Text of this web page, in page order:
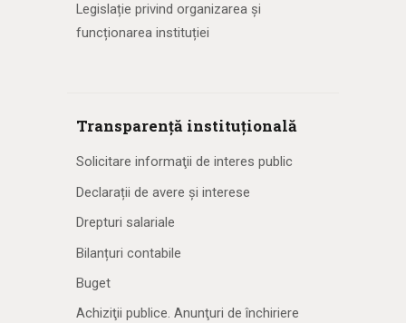
Legislație privind organizarea și
funcționarea instituției
Transparență instituțională
Solicitare informaţii de interes public
Declarații de avere și interese
Drepturi salariale
Bilanțuri contabile
Buget
Achiziţii publice. Anunţuri de închiriere